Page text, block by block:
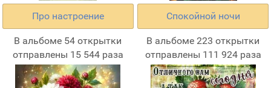
Про настроение
В альбоме 54 открытки
отправлены 15 544 раза
Спокойной ночи
В альбоме 223 открытки
отправлены 111 924 раза